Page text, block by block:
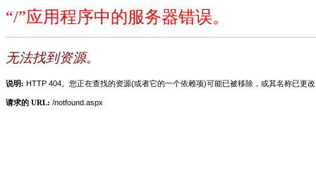
“/”应用程序中的服务器错误。
无法找到资源。
说明: HTTP 404。您正在查找的资源(或者它的一个依赖项)可能已被移除，或其名称已更
请求的 URL: /notfound.aspx